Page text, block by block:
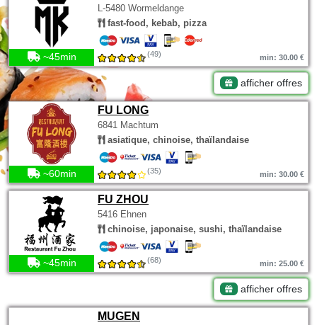
L-5480 Wormeldange
fast-food, kebab, pizza
~45min (49) min: 30.00 €
afficher offres
FU LONG
6841 Machtum
asiatique, chinoise, thaïlandaise
~60min (35) min: 30.00 €
FU ZHOU
5416 Ehnen
chinoise, japonaise, sushi, thaïlandaise
~45min (68) min: 25.00 €
afficher offres
MUGEN